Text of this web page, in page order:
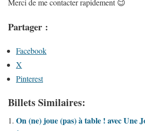
Merci de me contacter rapidement 😉
Partager :
Facebook
X
Pinterest
Billets Similaires:
On (ne) joue (pas) à table ! avec Une